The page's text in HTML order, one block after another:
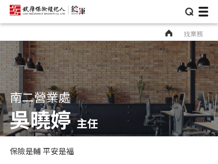
⌕
找業務
南二營業處
吳曉婷 主任
保險是輔 平安是福